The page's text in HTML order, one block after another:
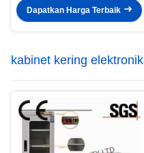
Dapatkan Harga Terbaik
kabinet kering elektronik